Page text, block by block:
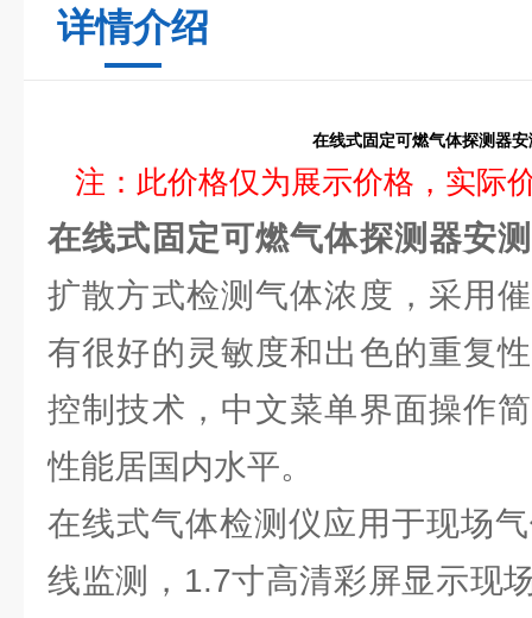
详情介绍
在线式固定可燃气体探测器
注：此价格仅为展示价格，实际
在线式固定可燃气体探测器安
扩散方式检测气体浓度，采用
有很好的灵敏度和出色的重复
控制技术，中文菜单界面操作
性能居国内水平。
在线式气体检测仪应用于现场
线监测，1.7寸高清彩屏显示现